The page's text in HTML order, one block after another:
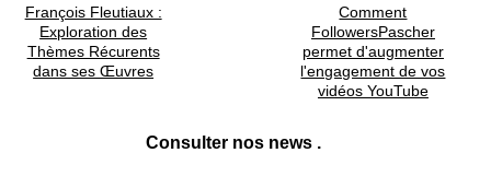
François Fleutiaux :
Exploration des
Thèmes Récurents
dans ses Œuvres
Comment
FollowersPascher
permet d'augmenter
l'engagement de vos
vidéos YouTube
Consulter nos news .